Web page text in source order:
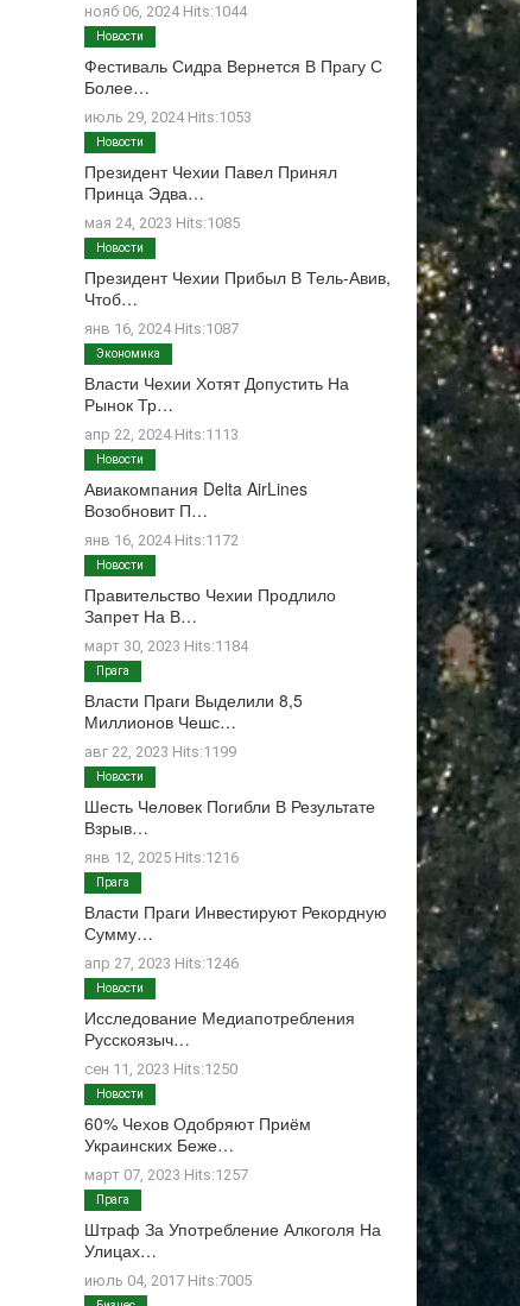
нояб 06, 2024 Hits:1044
Фестиваль Сидра Вернется В Прагу С
Более…
июль 29, 2024 Hits:1053
Новости
Президент Чехии Павел Принял
Принца Эдва…
мая 24, 2023 Hits:1085
Новости
Президент Чехии Прибыл В Тель-Авив,
Чтоб…
янв 16, 2024 Hits:1087
Новости
Власти Чехии Хотят Допустить На
Рынок Тр…
апр 22, 2024 Hits:1113
Экономика
Авиакомпания Delta AirLines
Возобновит П…
янв 16, 2024 Hits:1172
Новости
Правительство Чехии Продлило
Запрет На В…
март 30, 2023 Hits:1184
Новости
Власти Праги Выделили 8,5
Миллионов Чешс…
авг 22, 2023 Hits:1199
Прага
Шесть Человек Погибли В Результате
Взрыв…
янв 12, 2025 Hits:1216
Новости
Власти Праги Инвестируют Рекордную
Сумму…
апр 27, 2023 Hits:1246
Прага
Исследование Медиапотребления
Русскоязыч…
сен 11, 2023 Hits:1250
Новости
60% Чехов Одобряют Приём
Украинских Беже…
март 07, 2023 Hits:1257
Новости
Штраф За Употребление Алкоголя На
Улицах…
июль 04, 2017 Hits:7005
Прага